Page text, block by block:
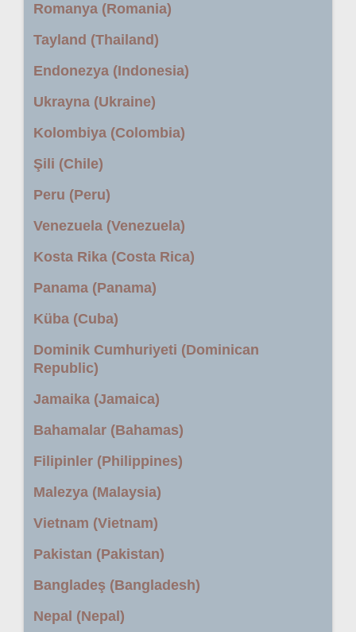
Romanya (Romania)
Tayland (Thailand)
Endonezya (Indonesia)
Ukrayna (Ukraine)
Kolombiya (Colombia)
Şili (Chile)
Peru (Peru)
Venezuela (Venezuela)
Kosta Rika (Costa Rica)
Panama (Panama)
Küba (Cuba)
Dominik Cumhuriyeti (Dominican
Republic)
Jamaika (Jamaica)
Bahamalar (Bahamas)
Filipinler (Philippines)
Malezya (Malaysia)
Vietnam (Vietnam)
Pakistan (Pakistan)
Bangladeş (Bangladesh)
Nepal (Nepal)